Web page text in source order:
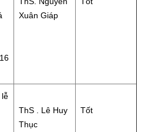
Xuân Giáp
lễ
ThS . Lê Huy
Thục
Tốt